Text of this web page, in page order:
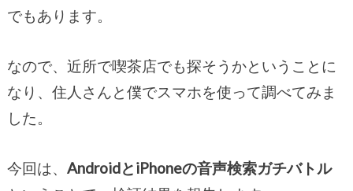
でもあります。
なので、近所で喫茶店でも探そうかということに
なり、住人さんと僕でスマホを使って調べてみま
した。
今回は、 AndroidとiPhoneの音声検索ガチバトル